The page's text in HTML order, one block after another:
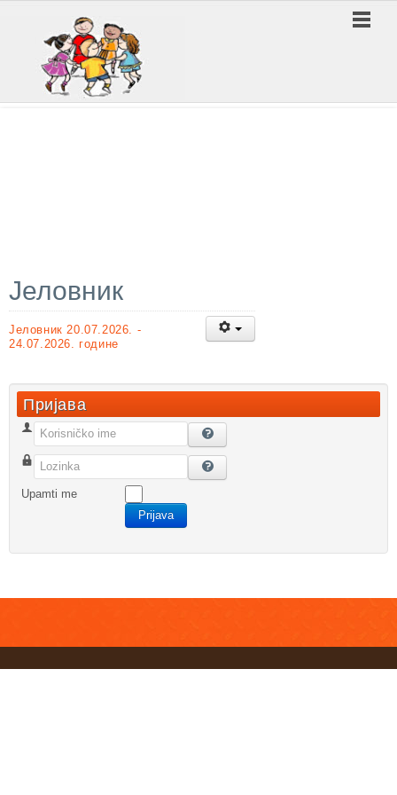
Јеловник
Јеловник 20.07.2026. -
24.07.2026. године
Пријава
Korisničko ime
Lozinka
Upamti me
Prijava